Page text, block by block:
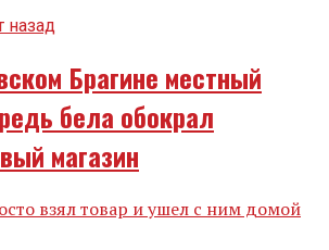
назад
Брагине местный
бела обокрал
магазин
взял товар и ушел с ним домой